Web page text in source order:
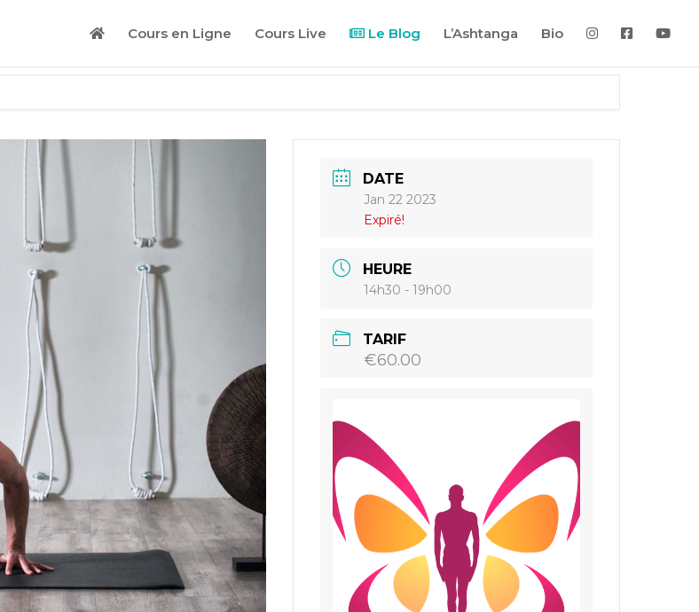
Cours en Ligne Cours Live Le Blog L’Ashtanga Bio
DATE
Jan 22 2023
Expiré!
HEURE
14h30 - 19h00
TARIF
€60.00